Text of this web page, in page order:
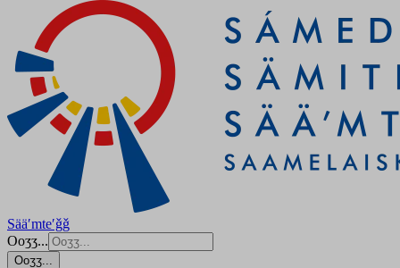
Sääʹmteʹǧǧ
Ooʒʒ...
Ooʒʒ...